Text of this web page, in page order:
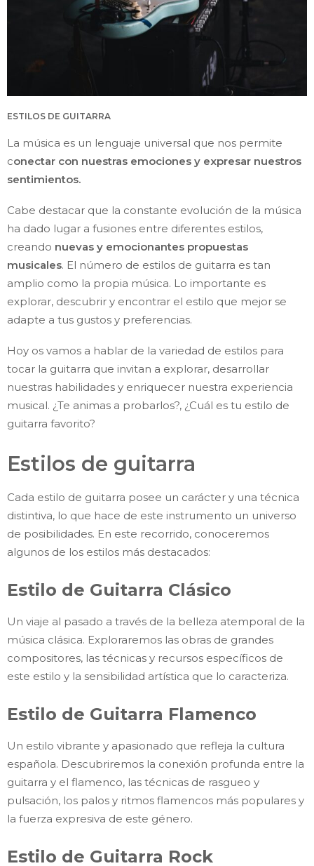
ESTILOS DE GUITARRA
La música es un lenguaje universal que nos permite
conectar con nuestras emociones y expresar nuestros
sentimientos.
Cabe destacar que la constante evolución de la música
ha dado lugar a fusiones entre diferentes estilos,
creando nuevas y emocionantes propuestas
musicales. El número de estilos de guitarra es tan
amplio como la propia música. Lo importante es
explorar, descubrir y encontrar el estilo que mejor se
adapte a tus gustos y preferencias.
Hoy os vamos a hablar de la variedad de estilos para
tocar la guitarra que invitan a explorar, desarrollar
nuestras habilidades y enriquecer nuestra experiencia
musical. ¿Te animas a probarlos?, ¿Cuál es tu estilo de
guitarra favorito?
Estilos de guitarra
Cada estilo de guitarra posee un carácter y una técnica
distintiva, lo que hace de este instrumento un universo
de posibilidades. En este recorrido, conoceremos
algunos de los estilos más destacados:
Estilo de Guitarra Clásico
Un viaje al pasado a través de la belleza atemporal de la
música clásica. Exploraremos las obras de grandes
compositores, las técnicas y recursos específicos de
este estilo y la sensibilidad artística que lo caracteriza.
Estilo de Guitarra Flamenco
Un estilo vibrante y apasionado que refleja la cultura
española. Descubriremos la conexión profunda entre la
guitarra y el flamenco, las técnicas de rasgueo y
pulsación, los palos y ritmos flamencos más populares y
la fuerza expresiva de este género.
Estilo de Guitarra Rock